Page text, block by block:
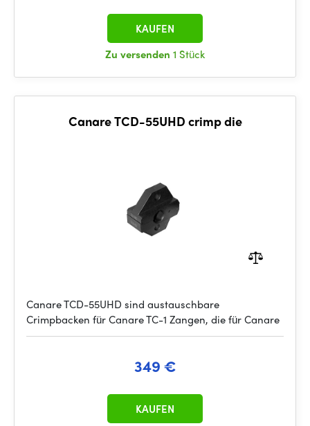
Zu versenden 1 Stück
KAUFEN
Canare TCD-55UHD crimp die
Canare TCD-55UHD sind austauschbare
Crimpbacken für Canare TC-1 Zangen, die für Canare
349 €
KAUFEN